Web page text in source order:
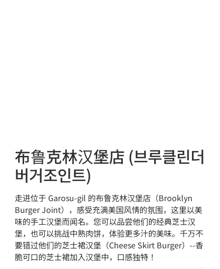
布鲁克林汉堡店 (브루클린더
버거조인트)
走进位于 Garosu-gil 的布鲁克林汉堡店（Brooklyn
Burger Joint），感受充满美国风情的氛围，这里以美
味的手工汉堡而闻名。您可以品尝他们的经典芝士汉
堡，也可以挑战中熟肉饼，体验更多汁的美味。千万不
要错过他们的芝士裙汉堡（Cheese Skirt Burger）--香
脆可口的芝士裙加入汉堡中，口感独特！